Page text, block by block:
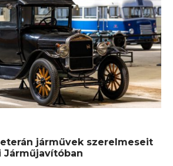
járművek szerelmeseit
Járműjavítóban